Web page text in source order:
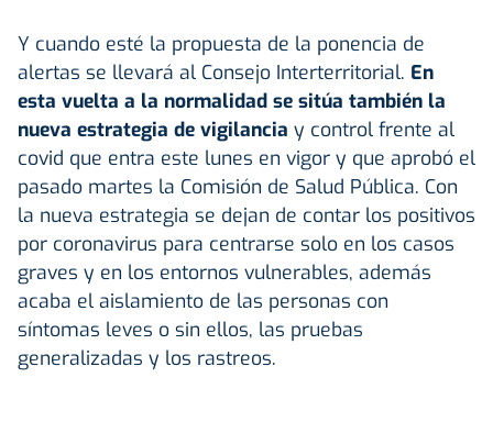
Y cuando esté la propuesta de la ponencia de
alertas se llevará al Consejo Interterritorial. En
esta vuelta a la normalidad se sitúa también la
nueva estrategia de vigilancia y control frente al
covid que entra este lunes en vigor y que aprobó el
pasado martes la Comisión de Salud Pública. Con
la nueva estrategia se dejan de contar los positivos
por coronavirus para centrarse solo en los casos
graves y en los entornos vulnerables, además
acaba el aislamiento de las personas con
síntomas leves o sin ellos, las pruebas
generalizadas y los rastreos.